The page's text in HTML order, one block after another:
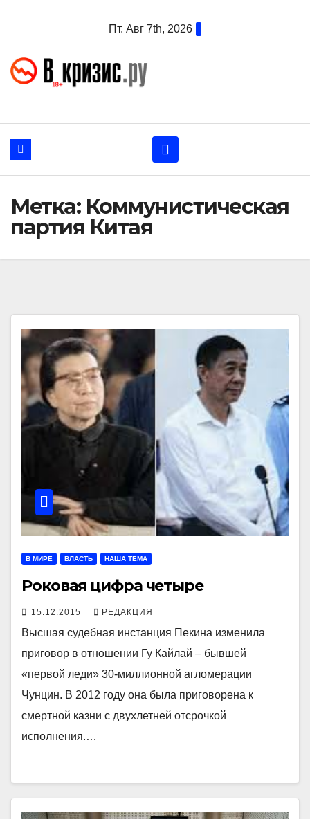
Пт. Авг 7th, 2026
Метка: Коммунистическая
партия Китая
В МИРЕ ВЛАСТЬ НАША ТЕМА
Роковая цифра четыре
15.12.2015 РЕДАКЦИЯ
Высшая судебная инстанция Пекина изменила
приговор в отношении Гу Кайлай – бывшей
«первой леди» 30-миллионной агломерации
Чунцин. В 2012 году она была приговорена к
смертной казни с двухлетней отсрочкой
исполнения.…